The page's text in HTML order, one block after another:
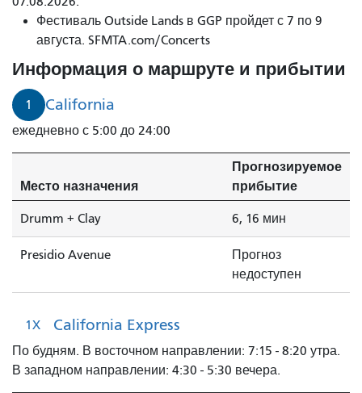
Фестиваль Outside Lands в GGP пройдет с 7 по 9
августа. SFMTA.com/Concerts
Информация о маршруте и прибытии
1 California
ежедневно с 5:00 до 24:00
Место назначения
Прогнозируемое
прибытие
Drumm + Clay 6, 16 мин
Presidio Avenue
Прогноз
недоступен
1X California Express
По будням. В восточном направлении: 7:15 - 8:20 утра.
В западном направлении: 4:30 - 5:30 вечера.